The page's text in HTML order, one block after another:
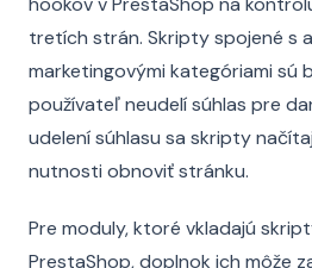
tretích strán. Skripty spojené s
marketingovými kategóriami sú
používateľ neudelí súhlas pre
udelení súhlasu sa skripty
nutnosti obnoviť stránku.
Pre moduly, ktoré vkladajú
PrestaShop, doplnok ich môže